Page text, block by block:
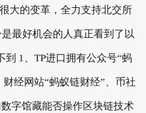
大的变革，全力支持北交所
最好机会的人真正看到了以
到 1、TP进口拥有公众号“蚂
经网站“蚂蚁链财经”、币社
字馆藏能否操作区块链技术